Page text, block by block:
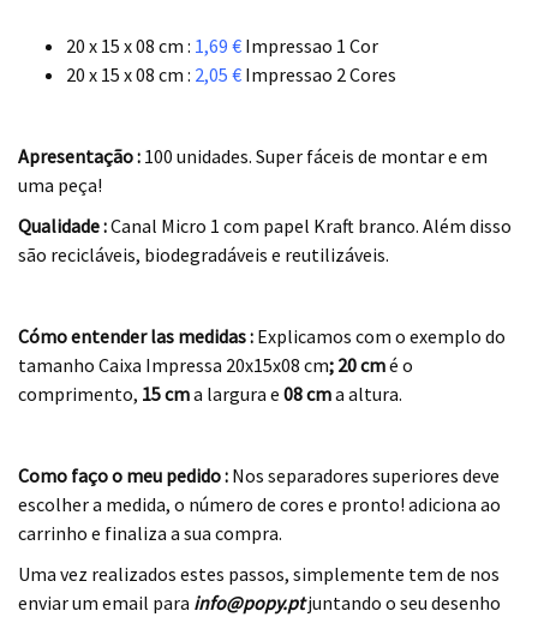
20 x 15 x 08 cm : 1,69 € Impressao 1 Cor
20 x 15 x 08 cm : 2,05 € Impressao 2 Cores
Apresentação : 100 unidades. Super fáceis de montar e em
uma peça!
Qualidade :Canal Micro 1 com papel Kraft branco. Além disso
são recicláveis, biodegradáveis e reutilizáveis.
Cómo entender las medidas : Explicamos com o exemplo do
tamanho Caixa Impressa 20x15x08 cm; 20 cmé o
comprimento, 15 cma largura e 08 cma altura.
Como faço o meu pedido : Nos separadores superiores deve
escolher a medida, o número de cores e pronto! adiciona ao
carrinho e finaliza a sua compra.
Uma vez realizados estes passos, simplemente tem de nos
enviar um email para info@popy.ptjuntando o seu desenho